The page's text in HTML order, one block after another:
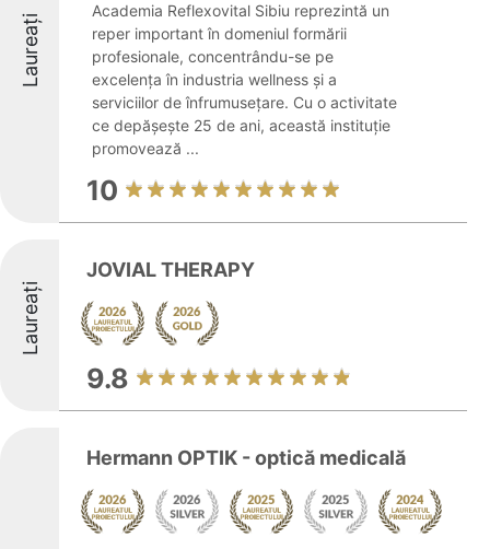
Laureați
Academia Reflexovital Sibiu reprezintă un
reper important în domeniul formării
profesionale, concentrându-se pe
excelența în industria wellness și a
serviciilor de înfrumusețare. Cu o activitate
ce depășește 25 de ani, această instituție
promovează ...
10
Laureați
JOVIAL THERAPY
9.8
Hermann OPTIK - optică medicală